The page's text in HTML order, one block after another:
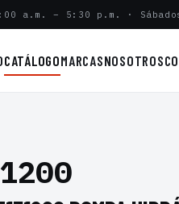
a.m. – 5:30 p.m. ·
CATÁLOGOMARCASNOSOTROS